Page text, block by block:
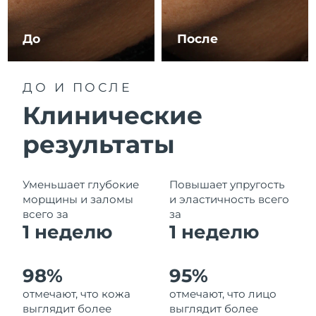
До После
ДО И ПОСЛЕ
Клинические
результаты
Уменьшает глубокие
морщины и заломы
всего за
1 неделю
Повышает упругость
и эластичность всего
за
1 неделю
98%
отмечают, что кожа
выглядит более
95%
отмечают, что лицо
выглядит более
Ливан
Ожидаемая дата доставки
Литва
Ожидаемая дата доставки
Макао (САР)
Ожидаемая дата доставки
Малайзия
Ожидаемая дата доставки
Мальта
Ожидаемая дата доставки
Мексика
Ожидаемая дата доставки